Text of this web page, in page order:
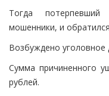
Тогда
мошенники, и
Возбуждено уголовное
Сумма причиненного
рублей.